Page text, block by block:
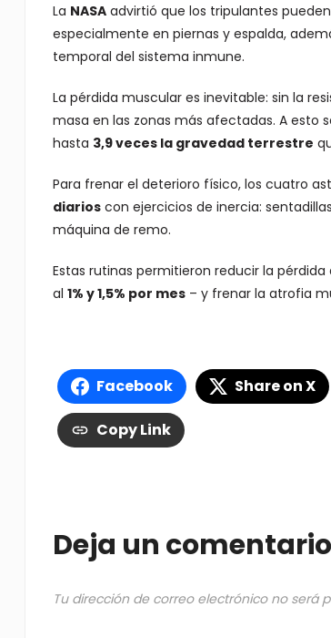
La NASAadvirtió que los tripulantes
especialmente en piernas y espalda,
temporal del sistema inmune.
La pérdida muscular es inevitable: sin la
masa en las zonas más afectadas. A esto
hasta 3,9 veces la gravedad terrestre
Para frenar el deterioro físico, los cuatro
diarioscon ejercicios de inercia:
máquina de remo.
Estas rutinas permitieron reducir la pérdida
al 1% y 1,5% por mes– y frenar la atrofia
Facebook Share on X
Copy Link
Deja un comentario
Tu dirección de correo electrónico no será